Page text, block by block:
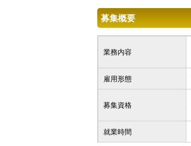
募集概要
業務内容
雇用形態
募集資格
就業時間